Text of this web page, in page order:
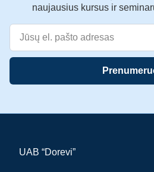
naujausius kursus ir
UAB “Dorevi”